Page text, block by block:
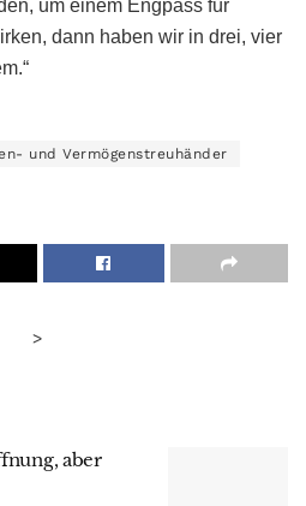
um einem Engpass für
dann haben wir in drei, vier
und Vermögenstreuhänder
>
aber